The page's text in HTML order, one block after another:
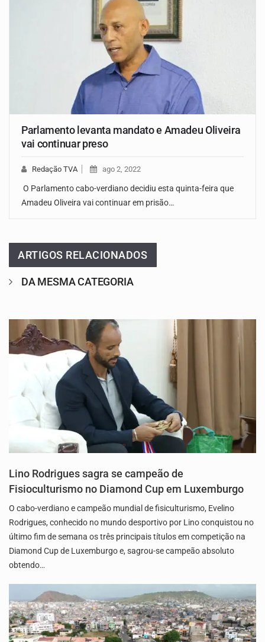
Parlamento levanta mandato e Amadeu Oliveira
vai continuar preso
Redação TVA ago 2, 2022
O Parlamento cabo-verdiano decidiu esta quinta-feira que
Amadeu Oliveira vai continuar em prisão…
ARTIGOS RELACIONADOS
DA MESMA CATEGORIA
Lino Rodrigues sagra se campeão de
Fisioculturismo no Diamond Cup em Luxemburgo
O cabo-verdiano e campeão mundial de fisiculturismo, Evelino
Rodrigues, conhecido no mundo desportivo por Lino conquistou no
último fim de semana os três principais títulos em competição na
Diamond Cup de Luxemburgo e, sagrou-se campeão absoluto
obtendo…